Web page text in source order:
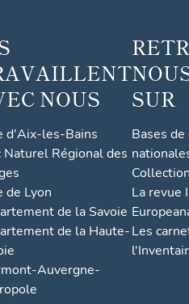
NOUS
d'Aix-les-Bains
Naturel Régional des
de Lyon
de la Savoie
de la Haute-
Auvergne-
SUR
Bases
La revue
Les